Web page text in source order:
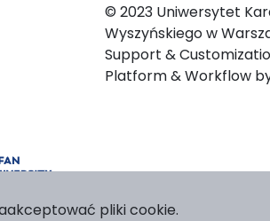
© 2023 Uniwersytet
Wyszyńskiego w
Support &
Platform & Workflow
pliki cookie.